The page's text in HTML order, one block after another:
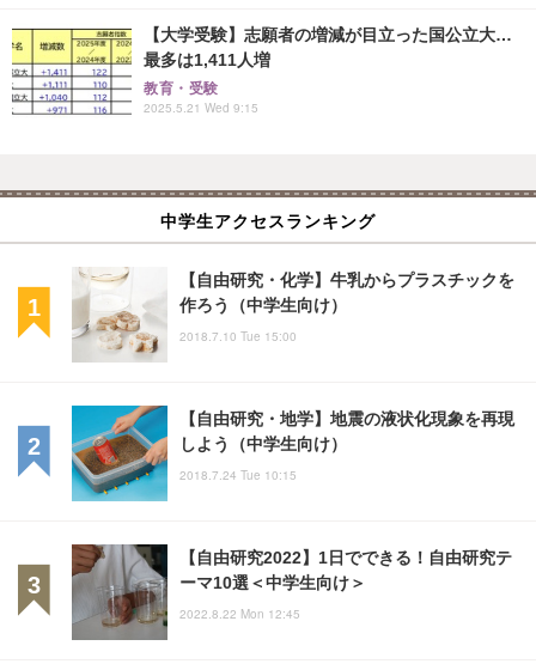
【大学受験】志願者の増減が目立った国公立大…
最多は1,411人増
教育・受験
2025.5.21 Wed 9:15
中学生アクセスランキング
【自由研究・化学】牛乳からプラスチックを
作ろう（中学生向け）
2018.7.10 Tue 15:00
【自由研究・地学】地震の液状化現象を再現
しよう（中学生向け）
2018.7.24 Tue 10:15
【自由研究2022】1日でできる！自由研究テ
ーマ10選＜中学生向け＞
2022.8.22 Mon 12:45